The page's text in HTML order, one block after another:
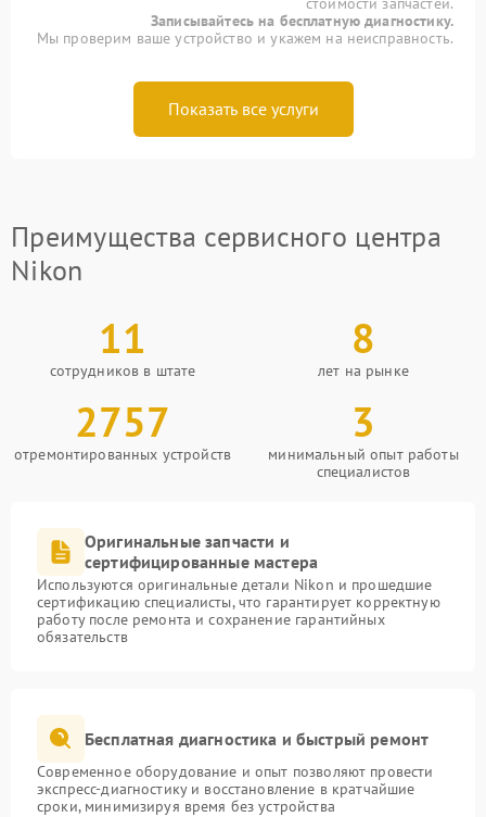
Записывайтесь на бесплатную диагностику.
Мы проверим ваше устройство и укажем на неисправность.
Показать все услуги
Преимущества сервисного центра
Nikon
11
сотрудников в штате
8
лет на рынке
2757
отремонтированных устройств
3
минимальный опыт работы
специалистов
Оригинальные запчасти и
сертифицированные мастера
Используются оригинальные детали Nikon и прошедшие
сертификацию специалисты, что гарантирует корректную
работу после ремонта и сохранение гарантийных
обязательств
Бесплатная диагностика и быстрый ремонт
Современное оборудование и опыт позволяют провести
экспресс-диагностику и восстановление в кратчайшие
сроки, минимизируя время без устройства